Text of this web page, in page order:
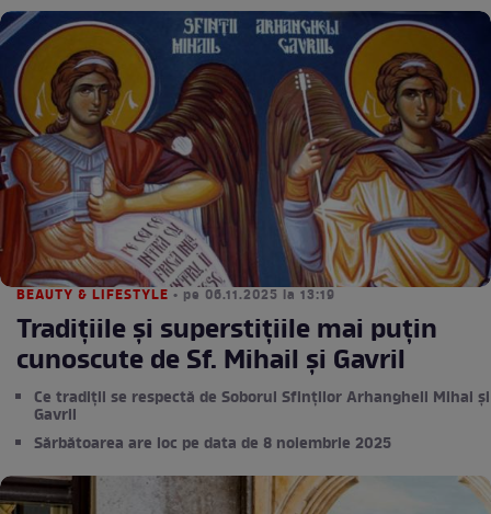
BEAUTY & LIFESTYLE • pe 06.11.2025 la 13:19
Tradițiile și superstițiile mai puțin
cunoscute de Sf. Mihail și Gavril
Ce tradiții se respectă de Soborul Sfinţilor Arhangheli Mihai și
Gavril
Sărbătoarea are loc pe data de 8 noiembrie 2025